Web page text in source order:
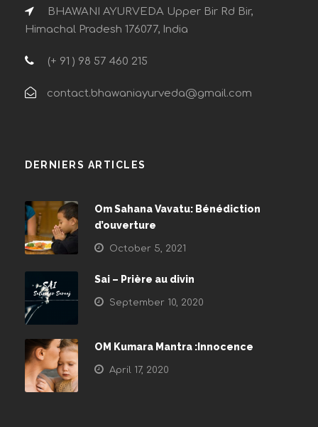
BHAWANI AYURVEDA Upper Bir Rd Bir,
Himachal Pradesh 176077, India
(+ 91 ) 98 57 460 215
contact.bhawaniayurveda@gmail.com
DERNIERS ARTICLES
Om Sahana Vavatu: Bénédiction
d’ouverture
October 5, 2021
Sai – Prière au divin
September 10, 2020
OM Kumara Mantra :Innocence
April 17, 2020